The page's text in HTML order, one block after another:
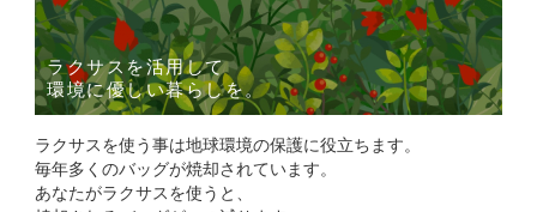
ラクサスを活用して
環境に優しい暮らしを。
ラクサスを使う事は地球環境の保護に役立ちます。
毎年多くのバッグが焼却されています。
あなたがラクサスを使うと、